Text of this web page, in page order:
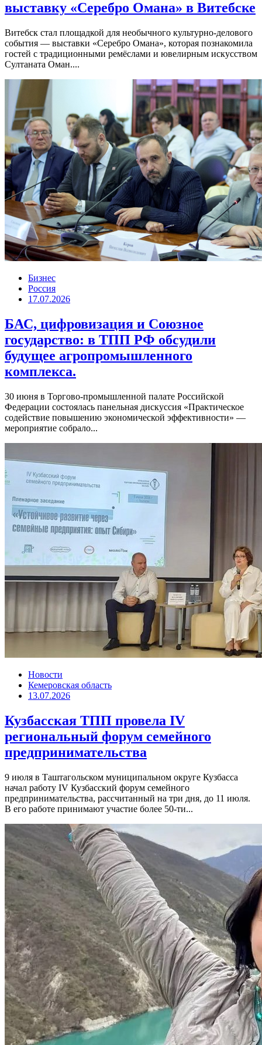
выставку «Серебро Омана» в Витебске
Витебск стал площадкой для необычного культурно-делового
события — выставки «Серебро Омана», которая познакомила
гостей с традиционными ремёслами и ювелирным искусством
Султаната Оман....
Бизнес
Россия
17.07.2026
БАС, цифровизация и Союзное
государство: в ТПП РФ обсудили
будущее агропромышленного
комплекса.
30 июня в Торгово-промышленной палате Российской
Федерации состоялась панельная дискуссия «Практическое
содействие повышению экономической эффективности» —
мероприятие собрало...
Новости
Кемеровская область
13.07.2026
Кузбасская ТПП провела IV
региональный форум семейного
предпринимательства
9 июля в Таштагольском муниципальном округе Кузбасса
начал работу IV Кузбасский форум семейного
предпринимательства, рассчитанный на три дня, до 11 июля.
В его работе принимают участие более 50-ти...